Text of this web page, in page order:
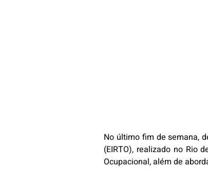
No último fim de semana,
(EIRTO), realizado no Rio
Ocupacional, além de